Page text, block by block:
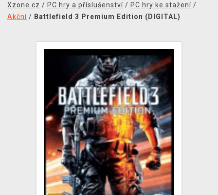
MERCHANDISE
PRODEJNY
DOPRAVA
XZONE KLUB
TCG & BOARDGAME HUB
VÝKUP HER (BAZAR)
Xzone.cz / PC hry a příslušenství / PC hry ke stažení /
Akční / Battlefield 3 Premium Edition (DIGITAL)